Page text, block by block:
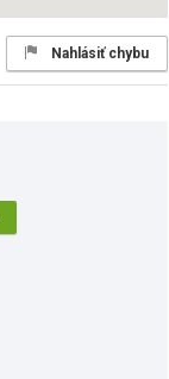
Nahlásiť chybu